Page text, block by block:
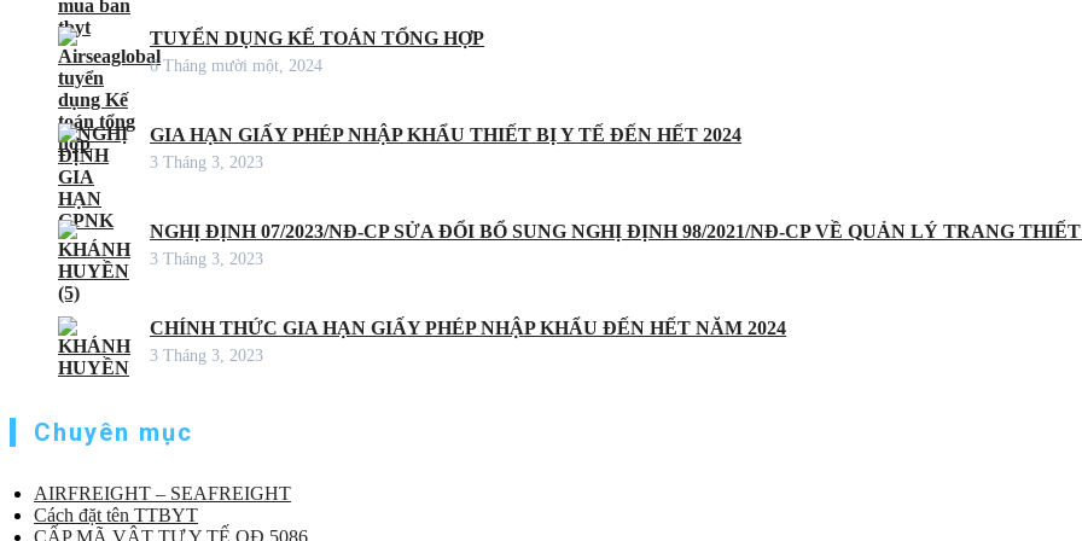
TUYỂN DỤNG KẾ TOÁN TỔNG HỢP
6 Tháng mười một, 2024
GIA HẠN GIẤY PHÉP NHẬP KHẨU THIẾT BỊ Y TẾ ĐẾN HẾT 2024
3 Tháng 3, 2023
NGHỊ ĐỊNH 07/2023/NĐ-CP SỬA ĐỔI BỔ SUNG NGHỊ ĐỊNH 98/2021/NĐ-CP VỀ QUẢN LÝ TRANG
3 Tháng 3, 2023
CHÍNH THỨC GIA HẠN GIẤY PHÉP NHẬP KHẨU ĐẾN HẾT NĂM 2024
3 Tháng 3, 2023
Chuyên mục
AIRFREIGHT – SEAFREIGHT
Cách đặt tên TTBYT
CẤP MÃ VẬT TƯ Y TẾ QĐ 5086